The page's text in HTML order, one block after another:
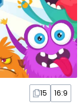
15 16:9